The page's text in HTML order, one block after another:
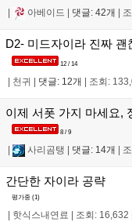
아베이드 댓글: 42개
D2- 미드자이라 진짜 괜
12 / 14
| 천귀 | 댓글: 12개 | 조회:
이제 서폿 가지 마세요,
8 / 9
사리곰탱 댓글: 14개
간단한 자이라 공략
평가중 (1)
핫식스내연료 조회: 16,632